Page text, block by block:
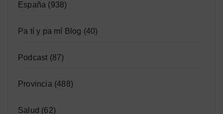
España (938)
Pa tí y pa mí Blog (40)
Podcast (87)
Provincia (488)
Salud (62)